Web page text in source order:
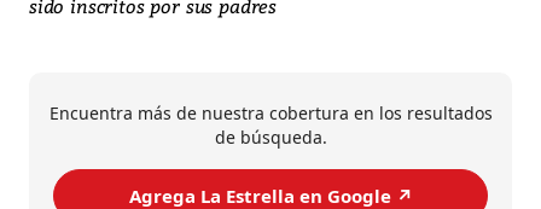
sido inscritos por sus padres
Encuentra más de nuestra cobertura en los resultados
de búsqueda.
Agrega La Estrella en Google ↗️